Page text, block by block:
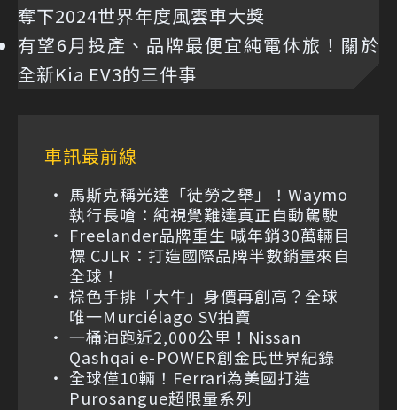
奪下2024世界年度風雲車大獎
有望6月投產、品牌最便宜純電休旅！關於
全新Kia EV3的三件事
車訊最前線
馬斯克稱光達「徒勞之舉」！Waymo
執行長嗆：純視覺難達真正自動駕駛
Freelander品牌重生 喊年銷30萬輛目
標 CJLR：打造國際品牌半數銷量來自
全球！
棕色手排「大牛」身價再創高？全球
唯一Murciélago SV拍賣
一桶油跑近2,000公里！Nissan
Qashqai e-POWER創金氏世界紀錄
全球僅10輛！Ferrari為美國打造
Purosangue超限量系列